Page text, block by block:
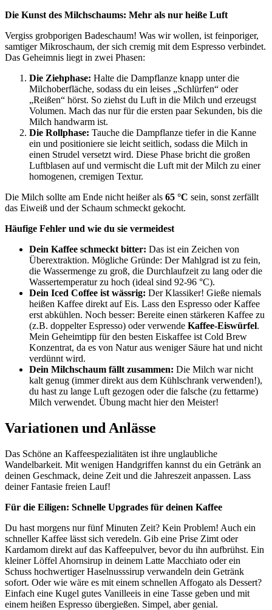
Die Kunst des Milchschaums: Mehr als nur heiße Luft
Vergiss grobporigen Badeschaum! Was wir wollen, ist feinporiger,
samtiger Mikroschaum, der sich cremig mit dem Espresso verbindet.
Das Geheimnis liegt in zwei Phasen:
Die Ziehphase: Halte die Dampflanze knapp unter die
Milchoberfläche, sodass du ein leises „Schlürfen“ oder
„Reißen“ hörst. So ziehst du Luft in die Milch und erzeugst
Volumen. Mach das nur für die ersten paar Sekunden, bis die
Milch handwarm ist.
Die Rollphase: Tauche die Dampflanze tiefer in die Kanne
ein und positioniere sie leicht seitlich, sodass die Milch in
einen Strudel versetzt wird. Diese Phase bricht die großen
Luftblasen auf und vermischt die Luft mit der Milch zu einer
homogenen, cremigen Textur.
Die Milch sollte am Ende nicht heißer als 65 °C sein, sonst zerfällt
das Eiweiß und der Schaum schmeckt gekocht.
Häufige Fehler und wie du sie vermeidest
Dein Kaffee schmeckt bitter: Das ist ein Zeichen von
Überextraktion. Mögliche Gründe: Der Mahlgrad ist zu fein,
die Wassermenge zu groß, die Durchlaufzeit zu lang oder die
Wassertemperatur zu hoch (ideal sind 92-96 °C).
Dein Iced Coffee ist wässrig: Der Klassiker! Gieße niemals
heißen Kaffee direkt auf Eis. Lass den Espresso oder Kaffee
erst abkühlen. Noch besser: Bereite einen stärkeren Kaffee zu
(z.B. doppelter Espresso) oder verwende Kaffee-Eiswürfel.
Mein Geheimtipp für den besten Eiskaffee ist Cold Brew
Konzentrat, da es von Natur aus weniger Säure hat und nicht
verdünnt wird.
Dein Milchschaum fällt zusammen: Die Milch war nicht
kalt genug (immer direkt aus dem Kühlschrank verwenden!),
du hast zu lange Luft gezogen oder die falsche (zu fettarme)
Milch verwendet. Übung macht hier den Meister!
Variationen und Anlässe
Das Schöne an Kaffeespezialitäten ist ihre unglaubliche
Wandelbarkeit. Mit wenigen Handgriffen kannst du ein Getränk an
deinen Geschmack, deine Zeit und die Jahreszeit anpassen. Lass
deiner Fantasie freien Lauf!
Für die Eiligen: Schnelle Upgrades für deinen Kaffee
Du hast morgens nur fünf Minuten Zeit? Kein Problem! Auch ein
schneller Kaffee lässt sich veredeln. Gib eine Prise Zimt oder
Kardamom direkt auf das Kaffeepulver, bevor du ihn aufbrühst. Ein
kleiner Löffel Ahornsirup in deinem Latte Macchiato oder ein
Schuss hochwertiger Haselnusssirup verwandeln dein Getränk
sofort. Oder wie wäre es mit einem schnellen Affogato als Dessert?
Einfach eine Kugel gutes Vanilleeis in eine Tasse geben und mit
einem heißen Espresso übergießen. Simpel, aber genial.